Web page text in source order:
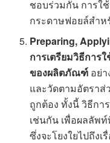
ชอบร่วมกัน การใ
กระดาษฟอยล์สำ
Preparing,
การเตรียมวิธีการ
ของผลิตภัณฑ์ อย่
และวัดตามอัตรา
ถูกต้อง ทั้งนี้ วิธีกา
เช่นกัน เพื่อผลลัพ
ซึ่งจะโยงใยไปถึงเ